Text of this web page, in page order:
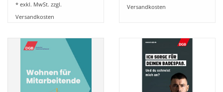
* exkl. MwSt. zzgl.
Versandkosten
Versandkosten